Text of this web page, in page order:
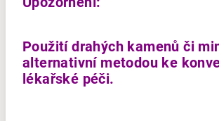
Použití drahých kamenů či
alternativní metodou ke
lékařské péči.